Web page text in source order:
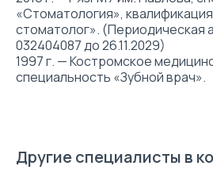
«Стоматология»,
стоматолог». (Периодическая
032404087 до 26.11.2029)
1997 г. — Костромское
специальность «Зубной врач».
Другие специалисты в